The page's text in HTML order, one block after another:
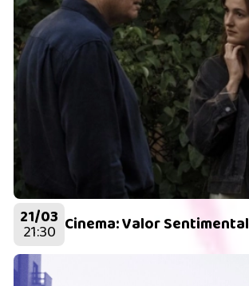
21/03
21:30 Cinema: Valor Sentimental